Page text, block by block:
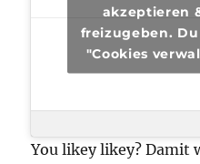
akzeptieren
freizugeben.
"Cookies
You likey likey? Damit